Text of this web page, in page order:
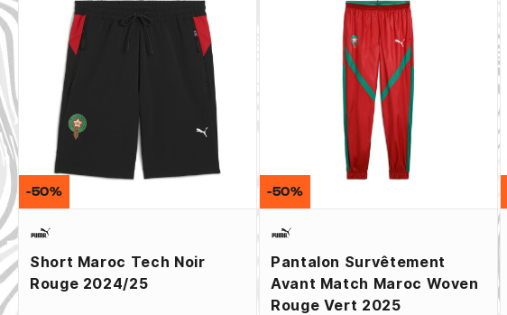
Short Maroc Tech Noir
Rouge 2024/25
-50%
Pantalon Survêtement
Avant Match Maroc Woven
Rouge Vert 2025
-50%